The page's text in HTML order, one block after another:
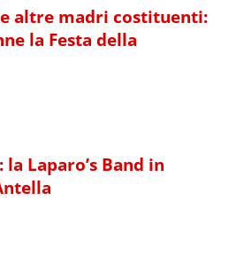
altre madri costituenti:
la Festa della
Laparo’s Band in